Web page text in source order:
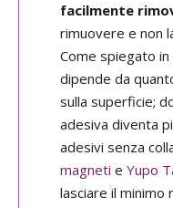
facilmente
rimuovere e non
Come spiegato
dipende da
sulla superficie;
adesiva diventa
adesivi senza
magneti e Yupo
lasciare il minimo